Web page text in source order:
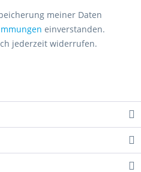
meiner Daten
einverstanden.
jederzeit widerrufen.